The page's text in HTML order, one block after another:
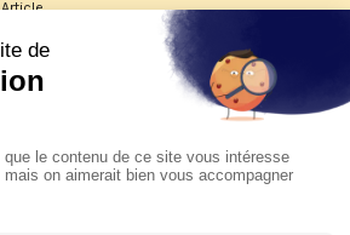
Article
Les reportages d'été 2026 de KTO
La visite pastorale du pape Léon
XIV à Assise à suivre sur KTO le
jeudi 6 août